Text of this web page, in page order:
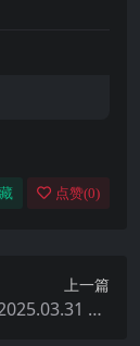
点赞(0)
上一篇
WI